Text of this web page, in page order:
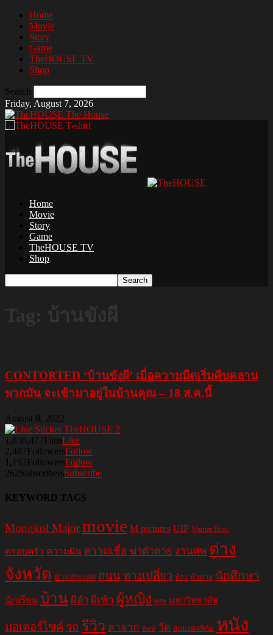
Home
Movie
Story
Game
TheHOUSE TV
Shop
Search
Friday, August 7, 2026
The House
Home
Movie
Story
Game
TheHOUSE TV
Shop
CONTORTED ‘บ้านขังผี’ เมื่อความมืดเริ่มคืบคลาน
พวกมัน จะเข้ามาอยู่ในบ้านคุณ – 18 ส.ค.นี้
August 8, 2022
1,830,477FansLike
2,487FollowersFollow
1,152FollowersFollow
262SubscribersSubscribe
KEYWORD TAGS
Mongkol Majormovie M pictures UIP Warner Bros.
ครอบครัว ความฝัน ความเชื่อ ฆ่าตัวตาย งานศพ ต่าง
จังหวัด ต่างประเทศ ถนนทางเปลี่ยว ท้อง ท้าทาย นักศึกษา
นักเรียน บ้าน ผีอำ ผีเข้า ผู้หญิง พระ มหาวิทยาลัย
มอเตอร์ไซค์ รถ รีวิว ลาจาก ลิฟท์ วัด สหมงคลฟิล์ม หนัง